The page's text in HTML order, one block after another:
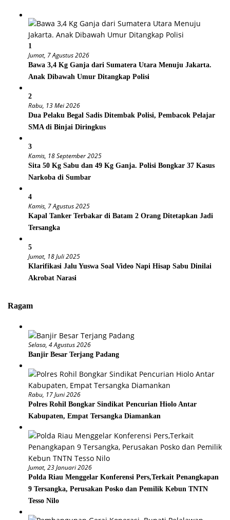
1
Jumat, 7 Agustus 2026
Bawa 3,4 Kg Ganja dari Sumatera Utara Menuju Jakarta.
Anak Dibawah Umur Ditangkap Polisi
2
Rabu, 13 Mei 2026
Dua Pelaku Begal Sadis Ditembak Polisi, Pembacok Pelajar
SMA di Binjai Diringkus
3
Kamis, 18 September 2025
Sita 50 Kg Sabu dan 49 Kg Ganja. Polisi Bongkar 37 Kasus
Narkoba di Sumbar
4
Kamis, 7 Agustus 2025
Kapal Tanker Terbakar di Batam 2 Orang Ditetapkan Jadi
Tersangka
5
Jumat, 18 Juli 2025
Klarifikasi Jalu Yuswa Soal Video Napi Hisap Sabu Dinilai
Akrobat Narasi
Ragam
Selasa, 4 Agustus 2026
Banjir Besar Terjang Padang
Rabu, 17 Juni 2026
Polres Rohil Bongkar Sindikat Pencurian Hiolo Antar
Kabupaten, Empat Tersangka Diamankan
Jumat, 23 Januari 2026
Polda Riau Menggelar Konferensi Pers,Terkait Penangkapan
9 Tersangka, Perusakan Posko dan Pemilik Kebun TNTN
Tesso Nilo